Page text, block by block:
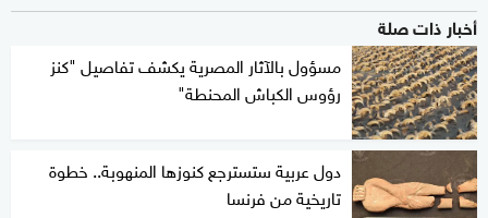
أخبار ذات صلة
مسؤول بالآثار المصرية يكشف تفاصيل "كنز
رؤوس الكباش المحنطة"
دول عربية ستسترجع كنوزها المنهوبة.. خطوة
تاريخية من فرنسا